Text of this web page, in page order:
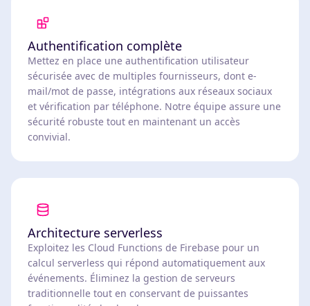
Authentification complète
Mettez en place une authentification utilisateur
sécurisée avec de multiples fournisseurs, dont e-
mail/mot de passe, intégrations aux réseaux sociaux
et vérification par téléphone. Notre équipe assure une
sécurité robuste tout en maintenant un accès
convivial.
Architecture serverless
Exploitez les Cloud Functions de Firebase pour un
calcul serverless qui répond automatiquement aux
événements. Éliminez la gestion de serveurs
traditionnelle tout en conservant de puissantes